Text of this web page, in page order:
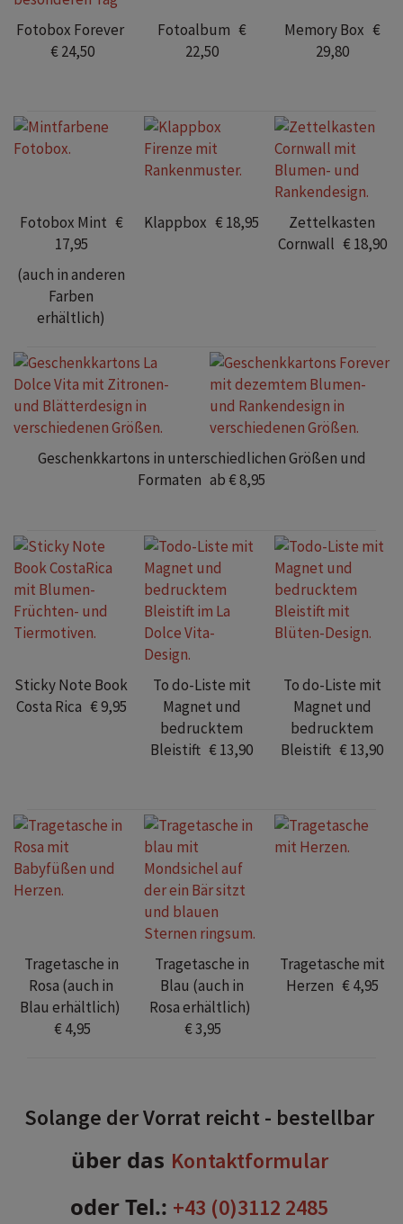
Fotobox Forever
€ 24,50
Fotoalbum €
22,50
Memory Box €
29,80
Fotobox Mint €
17,95
(auch in anderen
Farben
erhältlich)
Klappbox € 18,95
Zettelkasten
Cornwall € 18,90
Geschenkkartons in unterschiedlichen Größen und
Formaten ab € 8,95
Sticky Note Book
Costa Rica € 9,95
To do-Liste mit
Magnet und
bedrucktem
Bleistift € 13,90
To do-Liste mit
Magnet und
bedrucktem
Bleistift € 13,90
Tragetasche in
Rosa (auch in
Blau erhältlich)
€ 4,95
Tragetasche in
Blau (auch in
Rosa erhältlich)
€ 3,95
Tragetasche mit
Herzen € 4,95
Solange der Vorrat reicht - bestellbar
über das Kontaktformular
oder Tel.: +43 (0)3112 2485